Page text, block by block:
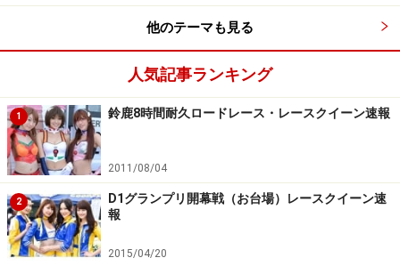
実崎ゆうみ／マッハ車検GAL
他のテーマも見る
人気記事ランキング
1 鈴鹿8時間耐久ロードレース・レースクイーン速報
2011/08/04
2
D1グランプリ開幕戦（お台場）レースクイーン速
報
2015/04/20